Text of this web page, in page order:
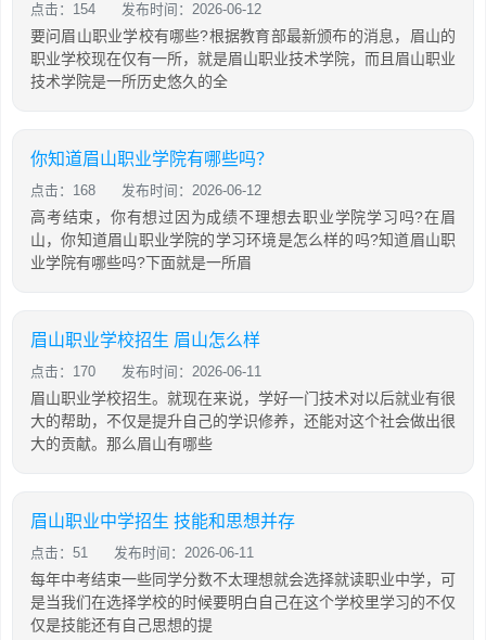
点击：154 发布时间：2026-06-12
要问眉山职业学校有哪些?根据教育部最新颁布的消息，眉山的
职业学校现在仅有一所，就是眉山职业技术学院，而且眉山职业
技术学院是一所历史悠久的全
你知道眉山职业学院有哪些吗？
点击：168 发布时间：2026-06-12
高考结束，你有想过因为成绩不理想去职业学院学习吗?在眉
山，你知道眉山职业学院的学习环境是怎么样的吗?知道眉山职
业学院有哪些吗?下面就是一所眉
眉山职业学校招生 眉山怎么样
点击：170 发布时间：2026-06-11
眉山职业学校招生。就现在来说，学好一门技术对以后就业有很
大的帮助，不仅是提升自己的学识修养，还能对这个社会做出很
大的贡献。那么眉山有哪些
眉山职业中学招生 技能和思想并存
点击：51 发布时间：2026-06-11
每年中考结束一些同学分数不太理想就会选择就读职业中学，可
是当我们在选择学校的时候要明白自己在这个学校里学习的不仅
仅是技能还有自己思想的提